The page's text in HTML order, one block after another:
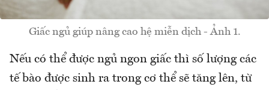
Giấc ngủ giúp nâng cao hệ miễn dịch - Ảnh 1.
Nếu có thể được ngủ ngon giấc thì số lượng các
tế bào được sinh ra trong cơ thể sẽ tăng lên, từ